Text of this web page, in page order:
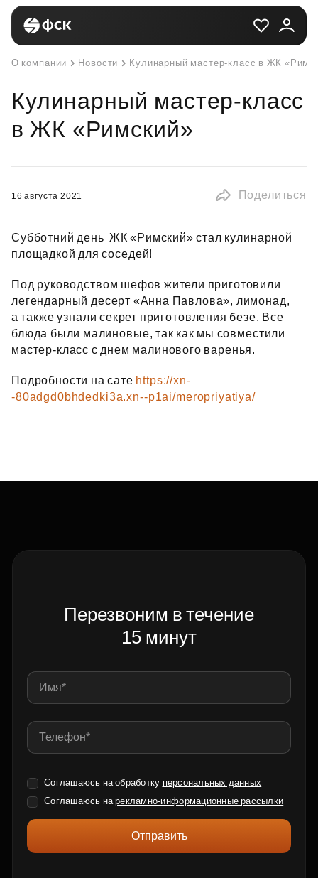
О компании Новости Кулинарный мастер-класс в ЖК
Кулинарный мастер-класс
в ЖК «Римский»
16 августа 2021 Поделиться
Субботний день ЖК «Римский» стал кулинарной
площадкой для соседей!
Под руководством шефов жители приготовили
легендарный десерт «Анна Павлова», лимонад,
а также узнали секрет приготовления безе. Все
блюда были малиновые, так как мы совместили
мастер‑класс с днем малинового варенья.
Подробности на сате https://xn-
-80adgd0bhdedki3a.xn--p1ai/meropriyatiya/
Перезвоним в течение
15 минут
Соглашаюсь на обработку персональных данных
Соглашаюсь нарекламно-информационные рассылки
Отправить